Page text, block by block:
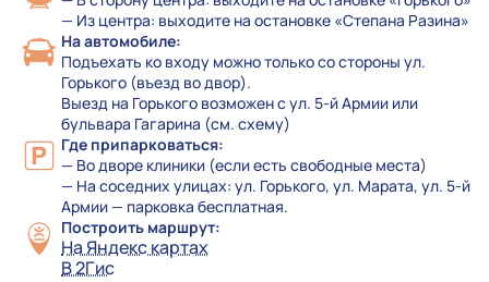
— Из центра: выходите на остановке «Степана Разина»
На автомобиле:
Подъехать ко входу можно только со стороны ул.
Горького (въезд во двор).
Выезд на Горького возможен с ул. 5-й Армии или
бульвара Гагарина (см. схему)
Где припарковаться:
— Во дворе клиники (если есть свободные места)
— На соседних улицах: ул. Горького, ул. Марата, ул. 5-й
Армии — парковка бесплатная.
Построить маршрут:
На Яндекс картах
В 2Гис